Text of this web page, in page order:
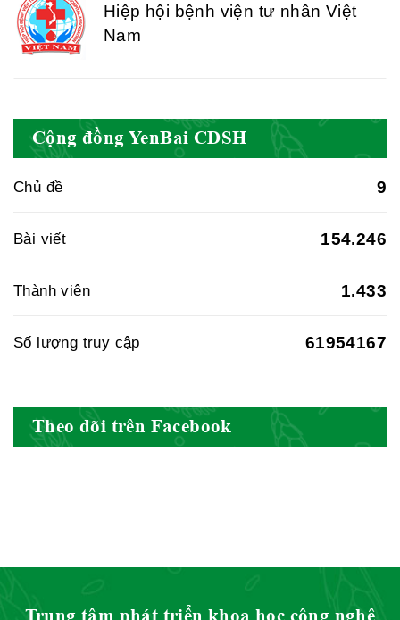
Hiệp hội bệnh viện tư nhân Việt
Nam
Cục quản lý y dược cổ truyền -
BYT
Hiệp hội doanh nghiệp dược Việt
Hội Đông Y Việt Nam
Cộng đồng YenBai CDSH
Chủ đề 9
Bài viết 154.246
Thành viên 1.433
Số lượng truy cập 61954167
Theo dõi trên Facebook
Trung tâm phát triển khoa học công nghệ